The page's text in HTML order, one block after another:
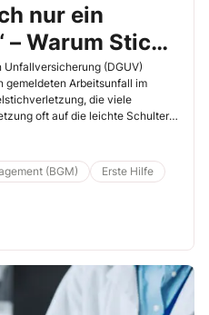
nur ein
Warum Stich-
keine
(DGUV)
gemeldeten Arbeitsunfall im
die viele
oft auf die leichte Schulter
fällt der Mitarbeiter aus. In
ist der Arbeitgeber in diesem
und/oder der
bzw. Arbeitsanweisungen
Sie in diesem Beitrag.
(BGM)
Erste Hilfe